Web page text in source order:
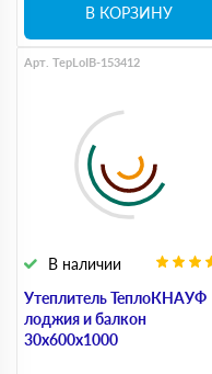
В КОРЗИНУ
Утеплитель ТеплоКНАУФ
лоджия и балкон
30х600х1000
В наличии
Арт. TepLoIB-153412